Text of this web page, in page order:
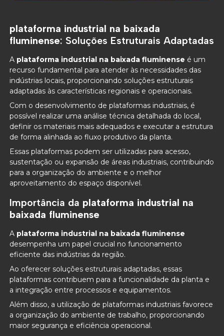
plataforma industrial na baixada
fluminense: Soluções Estruturais Adaptadas
A plataforma industrial na baixada fluminense é um
recurso fundamental para atender às necessidades das
indústrias locais, proporcionando soluções estruturais
adaptadas às características regionais e operacionais.
Com o desenvolvimento de plataformas industriais, é
possível realizar uma análise técnica detalhada do local,
definir os materiais mais adequados e executar a estrutura
de forma alinhada ao fluxo produtivo da planta.
Essas plataformas podem ser utilizadas para acesso,
sustentação ou expansão de áreas industriais, contribuindo
para a organização do ambiente e o melhor
aproveitamento do espaço disponível.
Importância da plataforma industrial na
baixada fluminense
A plataforma industrial na baixada fluminense
desempenha um papel crucial no funcionamento
eficiente das indústrias da região.
Ao oferecer soluções estruturais adaptadas, essas
plataformas contribuem para a funcionalidade da planta e
a integração entre processos e equipamentos.
Além disso, a utilização de plataformas industriais favorece
a organização do ambiente de trabalho, proporcionando
maior segurança e eficiência operacional.